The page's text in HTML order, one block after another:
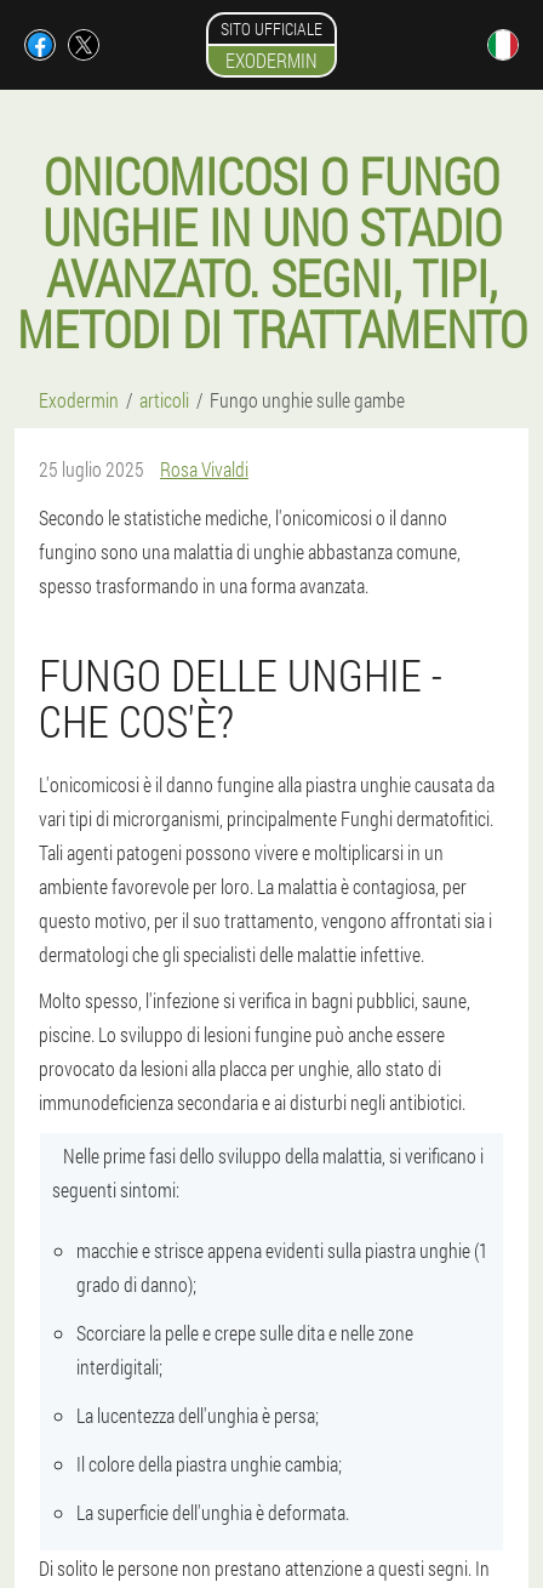
SITO UFFICIALE
EXODERMIN
ONICOMICOSI O FUNGO
UNGHIE IN UNO STADIO
AVANZATO. SEGNI, TIPI,
METODI DI TRATTAMENTO
Exodermin articoli Fungo unghie sulle gambe
25 luglio 2025
Rosa Vivaldi
Secondo le statistiche mediche, l'onicomicosi o il danno
fungino sono una malattia di unghie abbastanza comune,
spesso trasformando in una forma avanzata.
FUNGO DELLE UNGHIE -
CHE COS'È?
L'onicomicosi è il danno fungine alla piastra unghie causata da
vari tipi di microrganismi, principalmenteFunghi dermatofitici.
Tali agenti patogeni possono vivere e moltiplicarsi in un
ambiente favorevole per loro. La malattia è contagiosa , per
questo motivo, per il suo trattamento, vengono affrontati sia i
dermatologi che gli specialisti delle malattie infettive.
Molto spesso, l'infezione si verifica in bagni pubblici, saune,
piscine. Lo sviluppo di lesioni fungine può anche essere
provocato da lesioni alla placca per unghie, allo stato di
immunodeficienza secondaria e ai disturbi negli antibiotici.
Nelle prime fasi dello sviluppo della malattia, si verificano i
seguenti sintomi:
macchie e strisce appena evidenti sulla piastra unghie (1
grado di danno);
Scorciare la pelle e crepe sulle dita e nelle zone
interdigitali;
La lucentezza dell'unghia è persa;
Il colore della piastra unghie cambia;
La superficie dell'unghia è deformata.
Di solito le persone non prestano attenzione a questi segni. In